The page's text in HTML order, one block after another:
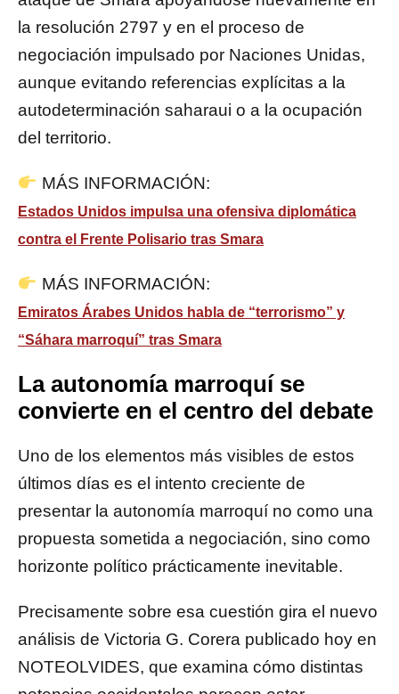
la resolución 2797 y en el proceso de
negociación impulsado por Naciones Unidas,
aunque evitando referencias explícitas a la
autodeterminación saharaui o a la ocupación
del territorio.
MÁS INFORMACIÓN:
Estados Unidos impulsa una ofensiva diplomática
contra el Frente Polisario tras Smara
MÁS INFORMACIÓN:
Emiratos Árabes Unidos habla de “terrorismo” y
“Sáhara marroquí” tras Smara
La autonomía marroquí se
convierte en el centro del debate
Uno de los elementos más visibles de estos
últimos días es el intento creciente de
presentar la autonomía marroquí no como una
propuesta sometida a negociación, sino como
horizonte político prácticamente inevitable.
Precisamente sobre esa cuestión gira el nuevo
análisis de Victoria G. Corera publicado hoy en
NOTEOLVIDES, que examina cómo distintas